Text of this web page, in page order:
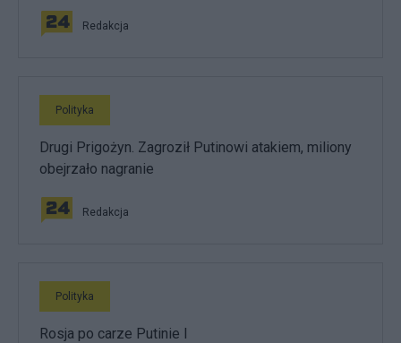
Redakcja
Polityka
Drugi Prigożyn. Zagroził Putinowi atakiem, miliony
obejrzało nagranie
Redakcja
Polityka
Rosja po carze Putinie I